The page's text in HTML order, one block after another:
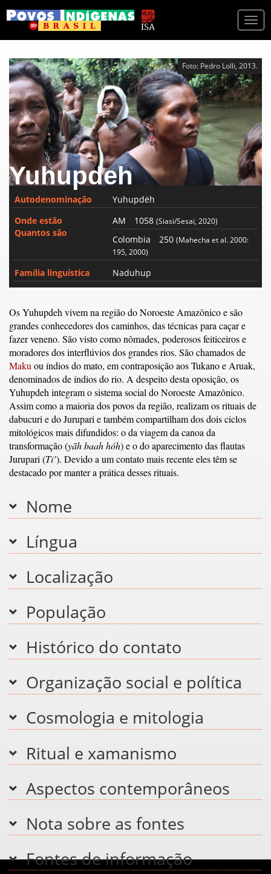
Foto: Pedro Lolli, 2013.
Yuhupdeh
Autodenominação
Yuhupdëh
Onde estão
Quantos são
AM 1058(Siasi/Sesai, 2020)
Colombia 250(Mahecha et al. 2000:
195, 2000)
Família linguística Naduhup
Os Yuhupdeh vivem na região do Noroeste Amazônico e são
grandes conhecedores dos caminhos, das técnicas para caçar e
fazer veneno. São visto como nômades, poderosos feiticeiros e
moradores dos interflúvios dos grandes rios. São chamados de
Makuou índios do mato, em contraposição aos Tukano e Aruak,
denominados de índios do rio. A despeito desta oposição, os
Yuhupdeh integram o sistema social do Noroeste Amazônico.
Assim como a maioria dos povos da região, realizam os rituais de
dabucuri e do Jurupari e também compartilham dos dois ciclos
mitológicos mais difundidos: o da viagem da canoa da
transformação (yãh baah hóh) e o do aparecimento das flautas
Jurupari (Ti’). Devido a um contato mais recente eles têm se
destacado por manter a prática desses rituais.
Nome
Língua
Localização
População
Histórico do contato
Organização social e política
Cosmologia e mitologia
Ritual e xamanismo
Aspectos contemporâneos
Nota sobre as fontes
Fontes de informação